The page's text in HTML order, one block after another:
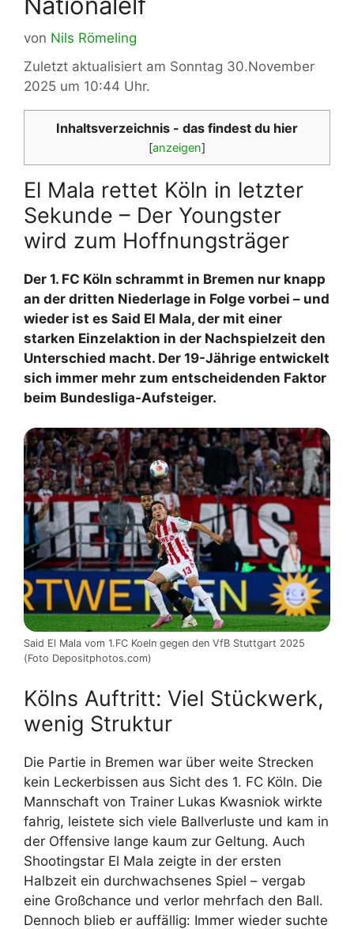
von Nils Römeling
Zuletzt aktualisiert am Sonntag 30.November
2025 um 10:44 Uhr.
Inhaltsverzeichnis - das findest du hier
[anzeigen]
El Mala rettet Köln in letzter
Sekunde – Der Youngster
wird zum Hoffnungsträger
Der 1. FC Köln schrammt in Bremen nur knapp
an der dritten Niederlage in Folge vorbei – und
wieder ist es Said El Mala, der mit einer
starken Einzelaktion in der Nachspielzeit den
Unterschied macht. Der 19-Jährige entwickelt
sich immer mehr zum entscheidenden Faktor
beim Bundesliga-Aufsteiger.
Said El Mala vom 1.FC Koeln gegen den VfB Stuttgart 2025
(Foto Depositphotos.com)
Kölns Auftritt: Viel Stückwerk,
wenig Struktur
Die Partie in Bremen war über weite Strecken
kein Leckerbissen aus Sicht des 1. FC Köln. Die
Mannschaft von Trainer Lukas Kwasniok wirkte
fahrig, leistete sich viele Ballverluste und kam in
der Offensive lange kaum zur Geltung. Auch
Shootingstar El Mala zeigte in der ersten
Halbzeit ein durchwachsenes Spiel – vergab
eine Großchance und verlor mehrfach den Ball.
Dennoch blieb er auffällig: Immer wieder suchte